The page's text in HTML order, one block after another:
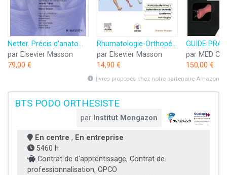
Netter. Précis d'anatomie clinique d'orthopédie
par Elsevier Masson
79,00 €
Rhumatologie-Orthopédie
par Elsevier Masson
14,90 €
par MED
150,00 €
livres proposés chez notre partenaire Amazon
BTS PODO ORTHESISTE
par Institut Mongazon
En centre , En entreprise
5460 h
Contrat de d'apprentissage, Contrat de
professionnalisation, OPCO